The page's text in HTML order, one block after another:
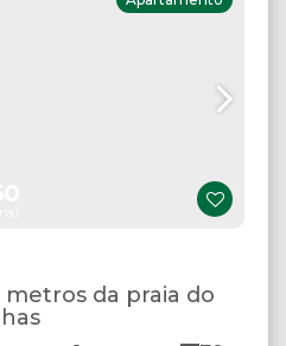
da praia do